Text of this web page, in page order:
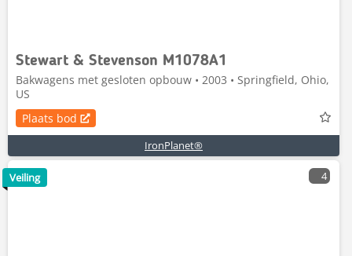
Stewart & Stevenson M1078A1
Bakwagens met gesloten opbouw • 2003 • Springfield, Ohio,
US
Plaats bod
IronPlanet®
4
Veiling